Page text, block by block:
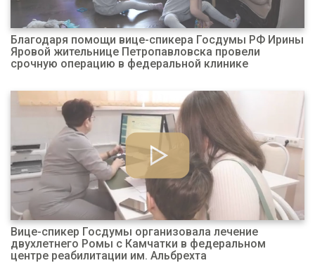
Благодаря помощи вице-спикера Госдумы РФ Ирины
Яровой жительнице Петропавловска провели
срочную операцию в федеральной клинике
Вице-спикер Госдумы организовала лечение
двухлетнего Ромы с Камчатки в федеральном
центре реабилитации им. Альбрехта